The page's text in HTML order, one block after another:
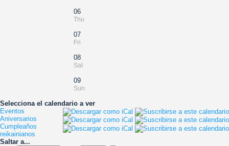
06
Thu
07
Fri
08
Sat
09
Sun
Selecciona el calendario a ver
Eventos
Aniversarios
Cumpleaños
reikainianos
Saltar a...